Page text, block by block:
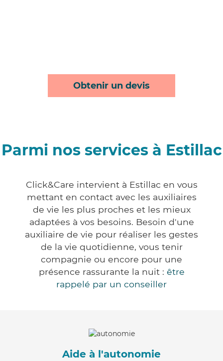
Obtenir un devis
Parmi nos services à Estillac
Click&Care intervient à Estillac en vous
mettant en contact avec les auxiliaires
de vie les plus proches et les mieux
adaptées à vos besoins. Besoin d'une
auxiliaire de vie pour réaliser les gestes
de la vie quotidienne, vous tenir
compagnie ou encore pour une
présence rassurante la nuit : être
rappelé par un conseiller
Aide à l'autonomie